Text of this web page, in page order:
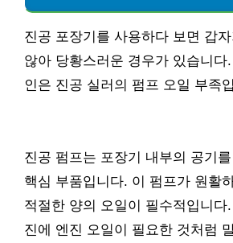
진공 포장기를 사용하다 보면 갑자
않아 당황스러운 경우가 있습니다
인은 진공 실러의 펌프 오일 부족
진공 펌프는 포장기 내부의 공기
핵심 부품입니다. 이 펌프가 원활
적절한 양의 오일이 필수적입니다
진에 엔진 오일이 필요한 것처럼